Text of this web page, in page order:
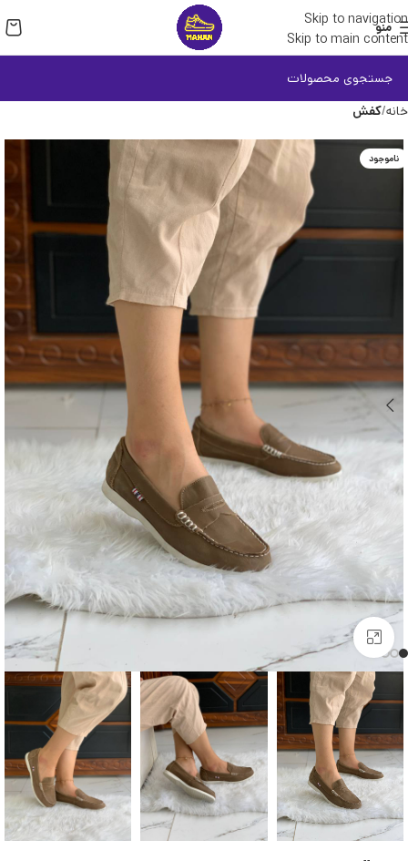
Skip to navigation
Skip to main content
منو
خانه کفش
ناموجود
بزرگنمایی تصویر